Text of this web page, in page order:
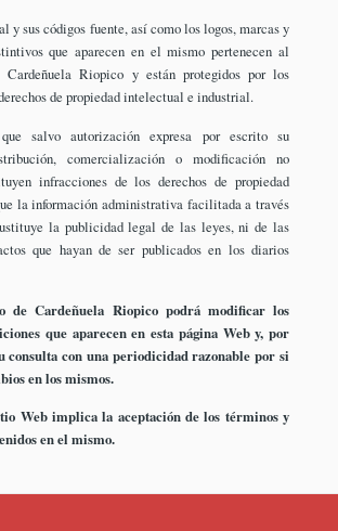
y sus códigos fuente, así como los logos, marcas y
que aparecen en el mismo pertenecen al
Cardeñuela Riopico y están protegidos por los
de propiedad intelectual e industrial.
salvo autorización expresa por escrito su
comercialización o modificación no
infracciones de los derechos de propiedad
la información administrativa facilitada a través
la publicidad legal de las leyes, ni de las
que hayan de ser publicados en los diarios
de Cardeñuela Riopico podrá modificar los
que aparecen en esta página Web y, por
consulta con una periodicidad razonable por si
en los mismos.
Web implica la aceptación de los términos y
en el mismo.